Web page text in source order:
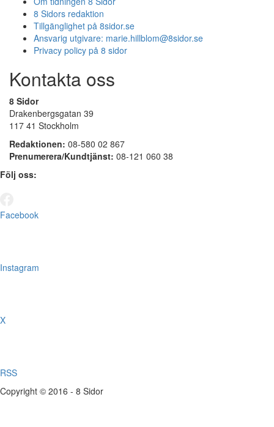
8 Sidors redaktion
Tillgänglighet på 8sidor.se
Ansvarig utgivare: marie.hillblom@8sidor.se
Privacy policy på 8 sidor
Kontakta oss
8 Sidor
Drakenbergsgatan 39
117 41 Stockholm
Redaktionen: 08-580 02 867
Prenumerera/Kundtjänst: 08-121 060 38
Följ oss:
Facebook
Instagram
X
RSS
Copyright © 2016 - 8 Sidor